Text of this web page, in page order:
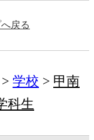
戻る
学校
甲南
科生